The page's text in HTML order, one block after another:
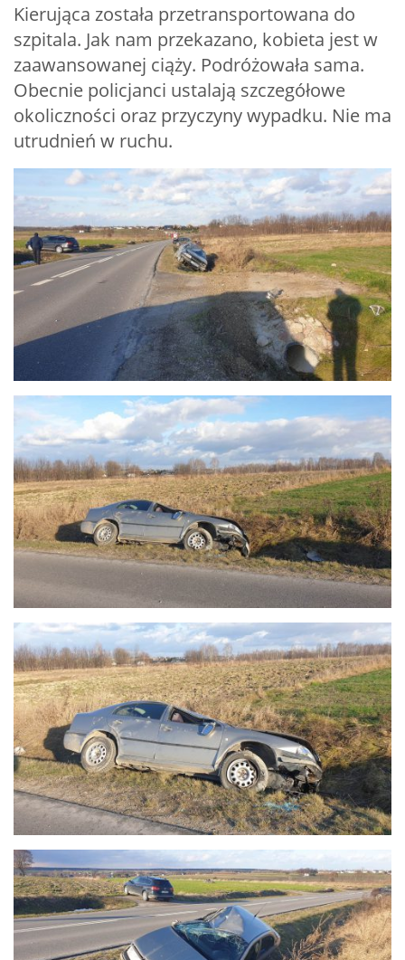
Kierująca została przetransportowana do
szpitala. Jak nam przekazano, kobieta jest w
zaawansowanej ciąży. Podróżowała sama.
Obecnie policjanci ustalają szczegółowe
okoliczności oraz przyczyny wypadku. Nie ma
utrudnień w ruchu.